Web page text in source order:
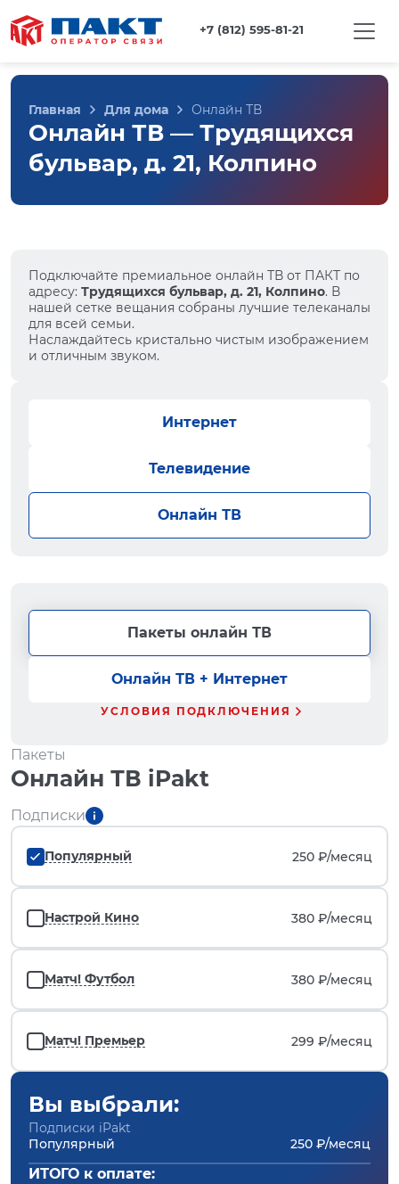
+7 (812) 595-81-21
Главная Для дома Онлайн ТВ
Онлайн ТВ — Трудящихся
бульвар, д. 21, Колпино
Подключайте премиальное онлайн ТВ от ПАКТ по
адресу: Трудящихся бульвар, д. 21, Колпино. В
нашей сетке вещания собраны лучшие телеканалы
для всей семьи.
Наслаждайтесь кристально чистым изображением
и отличным звуком.
Интернет
Телевидение
Онлайн ТВ
Пакеты онлайн ТВ
Онлайн ТВ + Интернет
УСЛОВИЯ ПОДКЛЮЧЕНИЯ
Пакеты
Онлайн ТВ iPakt
Подписки
Популярный 250 ₽/месяц
Настрой Кино 380 ₽/месяц
Матч! Футбол 380 ₽/месяц
Матч! Премьер 299 ₽/месяц
Вы выбрали:
Подписки iPakt
Популярный
250 ₽/месяц
ИТОГО к оплате: